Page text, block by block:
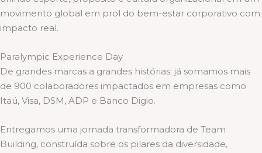
movimento global em prol do bem-estar corporativo com
impacto real.
Paralympic Experience Day
De grandes marcas a grandes histórias: já somamos mais
de 900 colaboradores impactados em empresas como
Itaú, Visa, DSM, ADP e Banco Digio.
Entregamos uma jornada transformadora de Team
Building, construída sobre os pilares da diversidade,